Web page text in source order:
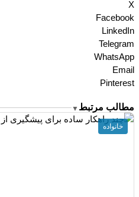
X
Facebook
LinkedIn
Telegram
WhatsApp
Email
Pinterest
مطالب مرتبط ▼
خانواده